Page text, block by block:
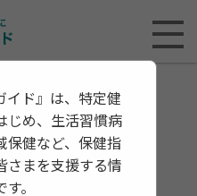
イド』は、特定健
じめ、生活習慣病
保健など、保健指
さまを支援する情
。